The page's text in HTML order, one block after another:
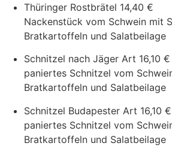
Thüringer Rostbrätel 14,40 €
Nackenstück vom Schwein mit
Bratkartoffeln und Salatbeilage
Schnitzel nach Jäger Art 16,10 €
paniertes Schnitzel vom
Bratkartoffeln und Salatbeilage
Schnitzel Budapester Art 16,10 €
paniertes Schnitzel vom
Bratkartoffeln und Salatbeilage